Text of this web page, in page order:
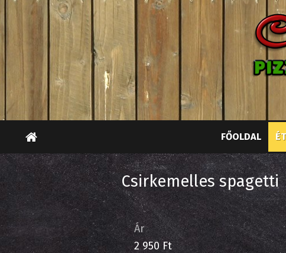
FŐOLDAL
Csirkemelles spagetti
Ár
2 950 Ft